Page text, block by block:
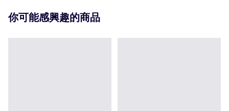
你可能感興趣的商品